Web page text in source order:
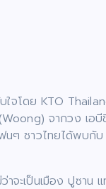
จโดย KTO
จากวง เอบี
นๆ ชาวไทยได้พบกั
จะเป็นเมือง ปูซาน